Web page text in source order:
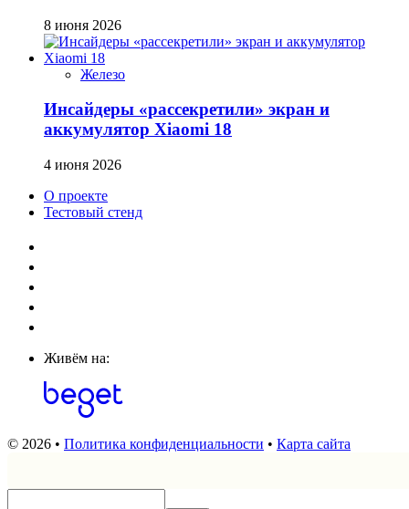
8 июня 2026
Железо
Инсайдеры «рассекретили» экран и
аккумулятор Xiaomi 18
4 июня 2026
О проекте
Тестовый стенд
Живём на:
© 2026 • Политика конфиденциальности • Карта сайта